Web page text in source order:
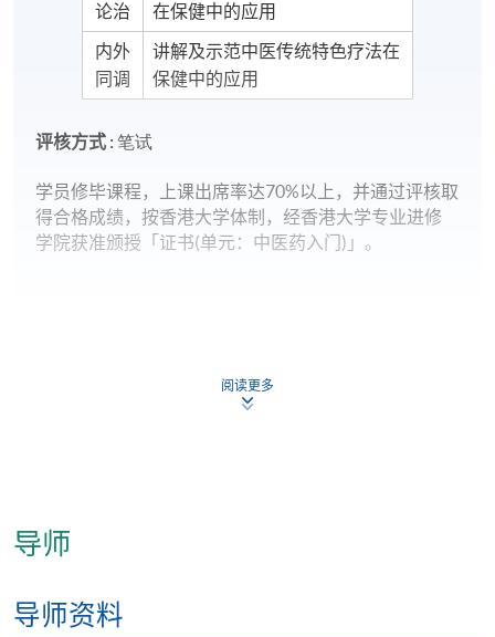
论治
在保健中的应用
内外
同调
讲解及示范中医传统特色疗法在
保健中的应用
评核方式 :笔试
学员修毕课程，上课出席率达70%以上，并通过评核取
得合格成绩，按香港大学体制，经香港大学专业进修
学院获准颁授「证书(单元：中医药入门) 」。
2480-CM070A
逢周四，7:00pm - 10:00pm
修业期
阅读更多
导师
导师资料